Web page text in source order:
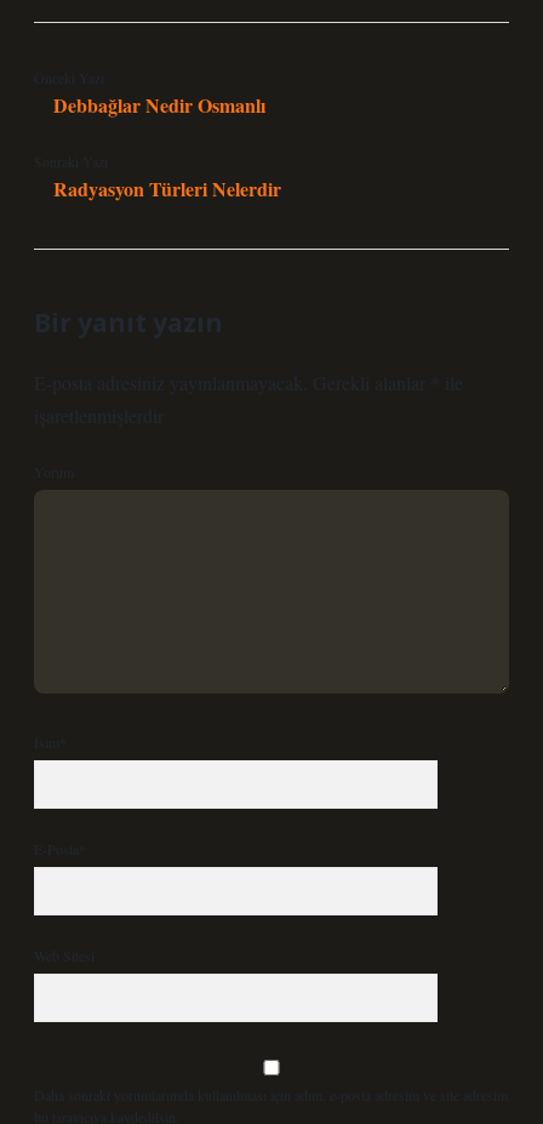
Önceki Yazı
Debbağlar Nedir Osmanlı
Sonraki Yazı
Radyasyon Türleri Nelerdir
Bir yanıt yazın
E-posta adresiniz yayınlanmayacak. Gerekli alanlar
ile
işaretlenmişlerdir
Yorum
İsim*
E-Posta*
Web Sitesi
Daha sonraki yorumlarımda kullanılması için adım, e-posta adresim ve site adresim
bu tarayıcıya kaydedilsin.